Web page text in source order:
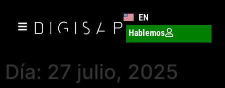
EN
Hablemos
Día: 27 julio, 2025